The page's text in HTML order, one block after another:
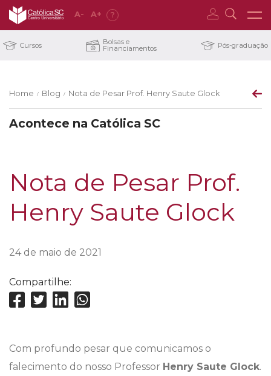
A- A+ ?
Cursos Bolsas e
Financiamentos Pós-graduação
Home / Blog / Nota de Pesar Prof. Henry Saute Glock
Acontece na Católica SC
Nota de Pesar Prof.
Henry Saute Glock
24 de maio de 2021
Compartilhe:
Com profundo pesar que comunicamos o
falecimento do nosso Professor Henry Saute Glock.